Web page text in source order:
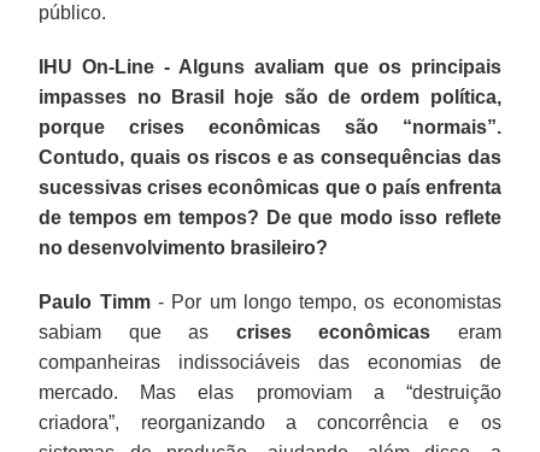
público.
IHU On-Line - Alguns avaliam que os principais
impasses no Brasil hoje são de ordem política,
porque crises econômicas são “normais”.
Contudo, quais os riscos e as consequências das
sucessivas crises econômicas que o país enfrenta
de tempos em tempos? De que modo isso reflete
no desenvolvimento brasileiro?
Paulo Timm- Por um longo tempo, os economistas
sabiam que as crises econômicas eram
companheiras indissociáveis das economias de
mercado. Mas elas promoviam a “destruição
criadora”, reorganizando a concorrência e os